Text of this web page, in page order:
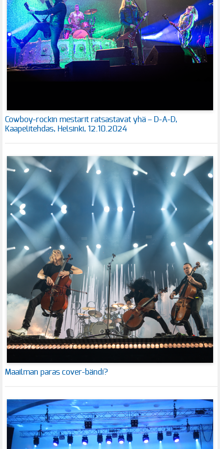
Cowboy-rockin mestarit ratsastavat yhä – D-A-D,
Kaapelitehdas, Helsinki, 12.10.2024
Maailman paras cover-bändi?